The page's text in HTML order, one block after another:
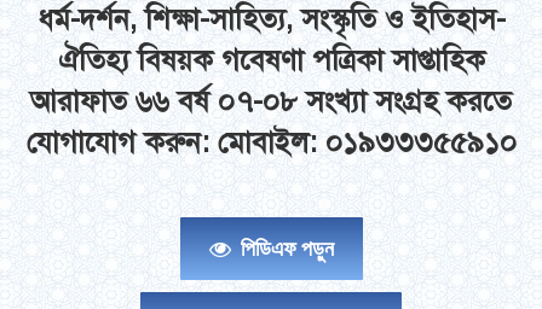
ধর্ম-দর্শন, শিক্ষা-সাহিত্য, সংস্কৃতি ও ইতিহাস-
ঐতিহ্য বিষয়ক গবেষণা পত্রিকা সাপ্তাহিক
আরাফাত ৬৬ বর্ষ ০৭-০৮ সংখ্যা সংগ্রহ করতে
যোগাযোগ করুন: মোবাইল: ০১৯৩৩৩৫৫৯১০
পিডিএফ পড়ুন